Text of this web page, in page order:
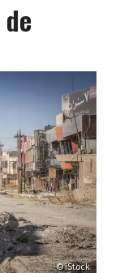
© iStock